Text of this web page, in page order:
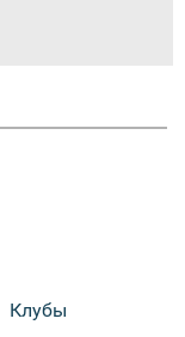
Клубы